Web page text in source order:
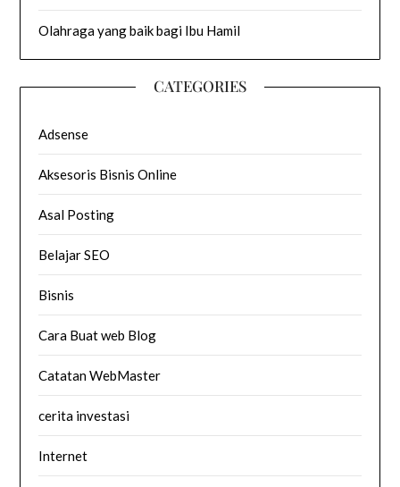
Olahraga yang baik bagi Ibu Hamil
CATEGORIES
Adsense
Aksesoris Bisnis Online
Asal Posting
Belajar SEO
Bisnis
Cara Buat web Blog
Catatan WebMaster
cerita investasi
Internet